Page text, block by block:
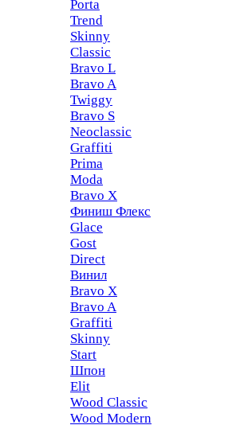
Porta
Trend
Skinny
Classic
Bravo L
Bravo A
Twiggy
Bravo S
Neoclassic
Graffiti
Prima
Moda
Bravo X
Финиш Флекс
Glace
Gost
Direct
Винил
Bravo X
Bravo A
Graffiti
Skinny
Start
Шпон
Elit
Wood Classic
Wood Modern